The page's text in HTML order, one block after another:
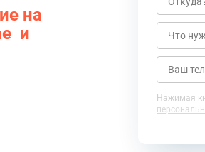
на
и
Нажимая